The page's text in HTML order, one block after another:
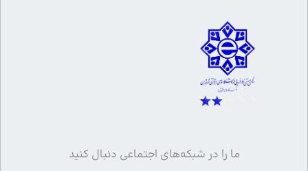
ما را در شبکه‌های اجتماعی دنبال کنید